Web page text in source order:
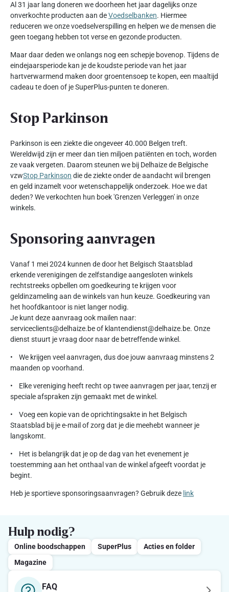
Al 31 jaar lang doneren we doorheen het jaar dagelijks onze
onverkochte producten aan deVoedselbanken. Hiermee
reduceren we onze voedselverspilling en helpen we de mensen die
geen toegang hebben tot verse en gezonde producten.
Maar daar deden we onlangs nog een schepje bovenop. Tijdens de
eindejaarsperiode kan je de koudste periode van het jaar
hartverwarmend maken door groentensoep te kopen, een maaltijd
cadeau te doen of je SuperPlus-punten te doneren.
Stop Parkinson
Parkinson is een ziekte die ongeveer 40.000 Belgen treft.
Wereldwijd zijn er meer dan tien miljoen patiënten en toch, worden
ze vaak vergeten. Daarom steunen we bij Delhaize de Belgische
vzwStop Parkinson die de ziekte onder de aandacht wil brengen
en geld inzamelt voor wetenschappelijk onderzoek. Hoe we dat
deden? We verkochten hun boek 'Grenzen Verleggen' in onze
winkels.
Sponsoring aanvragen
Vanaf 1 mei 2024 kunnen de door het Belgisch Staatsblad
erkende verenigingen de zelfstandige aangesloten winkels
rechtstreeks opbellen om goedkeuring te krijgen voor
geldinzameling aan de winkels van hun keuze. Goedkeuring van
het hoofdkantoor is niet langer nodig.
Je kunt deze aanvraag ook mailen naar:
serviceclients@delhaize.be of klantendienst@delhaize.be. Onze
dienst stuurt je vraag door naar de betreffende winkel.
• We krijgen veel aanvragen, dus doe jouw aanvraag minstens 2
maanden op voorhand.
• Elke vereniging heeft recht op twee aanvragen per jaar, tenzij er
speciale afspraken zijn gemaakt met de winkel.
• Voeg een kopie van de oprichtingsakte in het Belgisch
Staatsblad bij je e-mail of zorg dat je die meehebt wanneer je
langskomt.
• Het is belangrijk dat je op de dag van het evenement je
toestemming aan het onthaal van de winkel afgeeft voordat je
begint.
Heb je sportieve sponsoringsaanvragen? Gebruik deze link
Hulp nodig?
Online boodschappen SuperPlus
Acties en folder
Magazine
FAQ